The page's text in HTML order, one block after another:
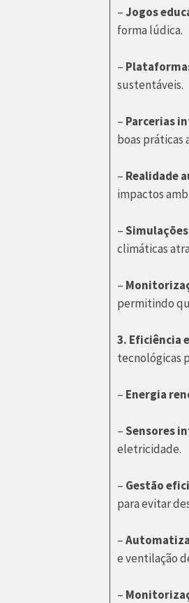
–Jogos
forma lúdica.
–
sustentáveis.
– Parcerias
boas práticas
– Realidade
impactos
–
climáticas
–
permitindo
3. Eficiência
tecnológicas
– Energia
–Sensores
eletricidade.
– Gestão
para evitar
–
e ventilação
–